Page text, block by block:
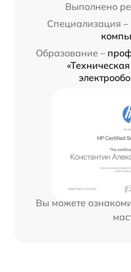
Выполнено
Специализация –
Образование –
Вы можете